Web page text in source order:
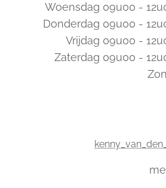
Woensdag 09u00 -
Donderdag 09u00 -
Vrijdag 09u00 -
Zaterdag 09u00 -